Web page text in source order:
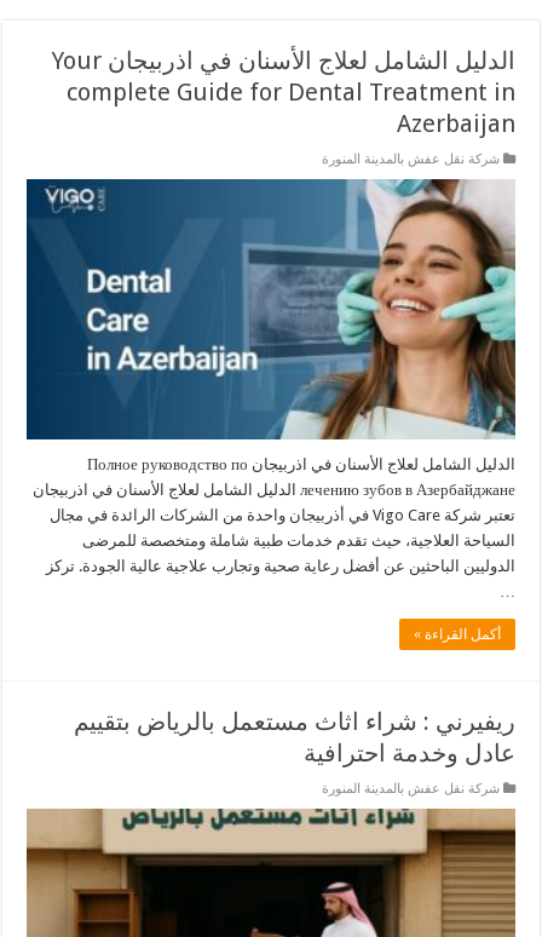
الدليل الشامل لعلاج الأسنان في اذربيجان Your
complete Guide for Dental Treatment in
Azerbaijan
شركة نقل عفش بالمدينة المنورة
الدليل الشامل لعلاج الأسنان في اذربيجان Полное руководство по
лечению зубов в Азербайджане الدليل الشامل لعلاج الأسنان في اذربيجان
تعتبر شركة Vigo Care في أذربيجان واحدة من الشركات الرائدة في مجال
السياحة العلاجية، حيث تقدم خدمات طبية شاملة ومتخصصة للمرضى
الدوليين الباحثين عن أفضل رعاية صحية وتجارب علاجية عالية الجودة. تركز
أكمل القراءة »
ريفيرني : شراء اثاث مستعمل بالرياض بتقييم
عادل وخدمة احترافية
شركة نقل عفش بالمدينة المنورة